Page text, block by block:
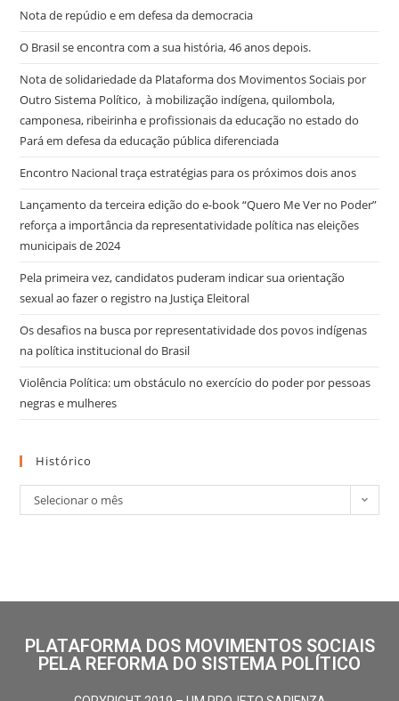
Nota de repúdio e em defesa da democracia
O Brasil se encontra com a sua história, 46 anos depois.
Nota de solidariedade da Plataforma dos Movimentos Sociais por
Outro Sistema Político, à mobilização indígena, quilombola,
camponesa, ribeirinha e profissionais da educação no estado do
Pará em defesa da educação pública diferenciada
Encontro Nacional traça estratégias para os próximos dois anos
Lançamento da terceira edição do e-book “Quero Me Ver no Poder”
reforça a importância da representatividade política nas eleições
municipais de 2024
Pela primeira vez, candidatos puderam indicar sua orientação
sexual ao fazer o registro na Justiça Eleitoral
Os desafios na busca por representatividade dos povos indígenas
na política institucional do Brasil
Violência Política: um obstáculo no exercício do poder por pessoas
negras e mulheres
Histórico
Selecionar o mês
PLATAFORMA DOS MOVIMENTOS SOCIAIS
PELA REFORMA DO SISTEMA POLÍTICO